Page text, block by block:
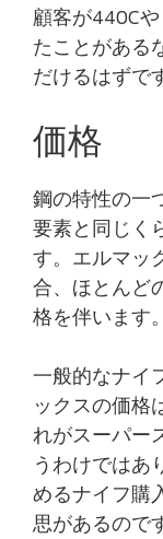
顧客が440Cや
たことがある
だけるはずで
価格
鋼の特性の一
要素と同じく
す。エルマッ
合、ほとんど
格を伴います。
一般的なナイ
ックスの価格
れがスーパー
うわけではあ
めるナイフ購
思があるので